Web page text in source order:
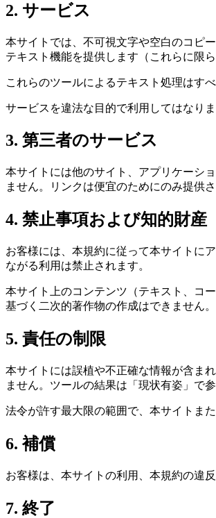
2. サービス
本サイトでは、不可視文字や空白のコピ
テキスト機能を提供します（これらに限ら
これらのツールによるテキスト処理はす
サービスを違法な目的で利用してはなりま
3. 第三者のサービス
本サイトには他のサイト、アプリケーシ
ません。リンクは便宜のためにのみ提供さ
4. 禁止事項および知的財産
お客様には、本規約に従って本サイトに
ながる利用は禁止されます。
本サイト上のコンテンツ（テキスト、コ
基づく二次的著作物の作成はできません
5. 責任の制限
本サイトには誤植や不正確な情報が含ま
ません。ツールの結果は「現状有姿」で
法令が許す最大限の範囲で、本サイトま
6. 補償
お客様は、本サイトの利用、本規約の違
7. 終了